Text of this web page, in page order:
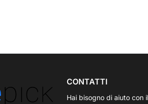
CONTATTI
Hai bisogno di aiuto con